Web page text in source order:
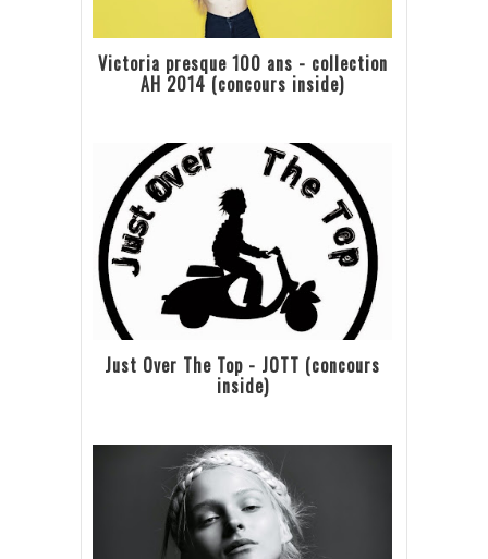
Victoria presque 100 ans - collection
AH 2014 (concours inside)
Just Over The Top - JOTT (concours
inside)